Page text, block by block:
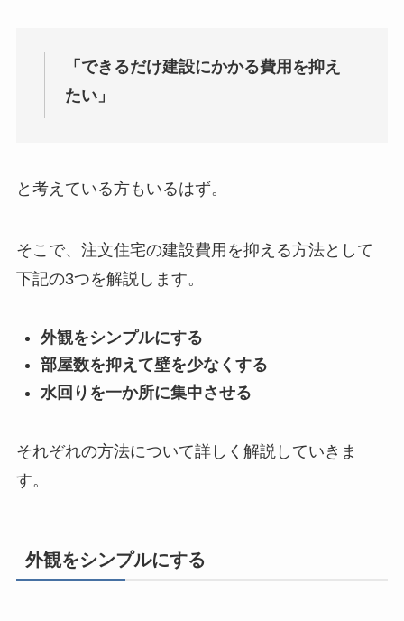
「できるだけ建設にかかる費用を抑え
たい」
と考えている方もいるはず。
そこで、注文住宅の建設費用を抑える方法として
下記の3つを解説します。
外観をシンプルにする
部屋数を抑えて壁を少なくする
水回りを一か所に集中させる
それぞれの方法について詳しく解説していきま
す。
外観をシンプルにする